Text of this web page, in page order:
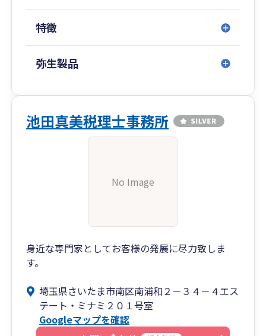
特徴
弥生製品
池田真美税理士事務所
No Image
身近な専門家としてお客様の発展に尽力致しま
す。
埼玉県さいたま市南区南浦和２－３４－４エス
テート・ミナミ２０１号室
Googleマップを確認